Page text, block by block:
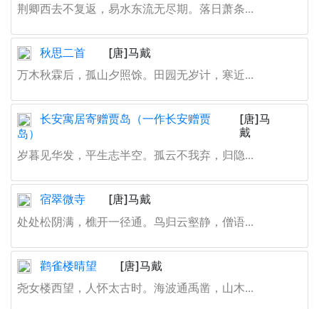
荆卿西去不复返，易水东流无尽期。落日萧条...
秋思二首
[唐]马戴
万木秋霖后，孤山夕照馀。田园无岁计，寒近...
长安寓居寄赠贾岛（一作长安赠贾
岛）
[唐]马
戴
岁暮见华发，平生志半空。孤云不我弃，归隐...
宿翠微寺
[唐]马戴
处处松阴满，樵开一径通。鸟归云壑静，僧语...
鹳雀楼晴望
[唐]马戴
尧女楼西望，人怀太古时。海波通禹凿，山木...